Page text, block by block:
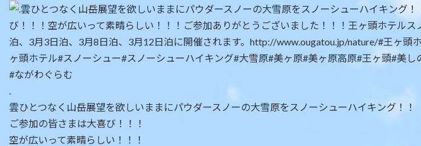
雲ひとつなく山岳展望を欲しいままにパウダースノーの大雪原をスノーシューハイキング！！
ご参加の皆さまは大喜び！！！
空が広いって素晴らしい！！！